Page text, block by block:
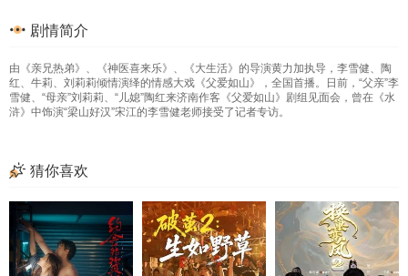
37
41 42 43 44
45 46 47
53
57 58 59 60
61 62 63 64
剧情简介
由《亲兄热弟》、《神医喜来乐》、《大生活》的导演黄力加执导，李雪健、陶
红、牛莉、刘莉莉倾情演绎的情感大戏《父爱如山》，全国首播。日前，“父亲”李
雪健、“母亲”刘莉莉、“儿媳”陶红来济南作客《父爱如山》剧组见面会，曾在《水
浒》中饰演“梁山好汉”宋江的李雪健老师接受了记者专访。
猜你喜欢